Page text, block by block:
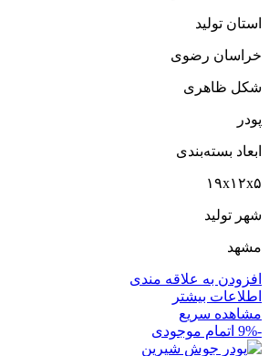
استان تولید
خراسان رضوی
شکل ظاهری
پودر
ابعاد بسته‌بندی
۱۹x۱۲x۵
شهر تولید
مشهد
افزودن به علاقه مندی
اطلاعات بیشتر
مشاهده سریع
-9%
اتمام موجودی